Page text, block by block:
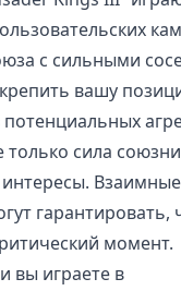
с сильными
вашу
только сила
гарантировать,
момент.
вы играете в